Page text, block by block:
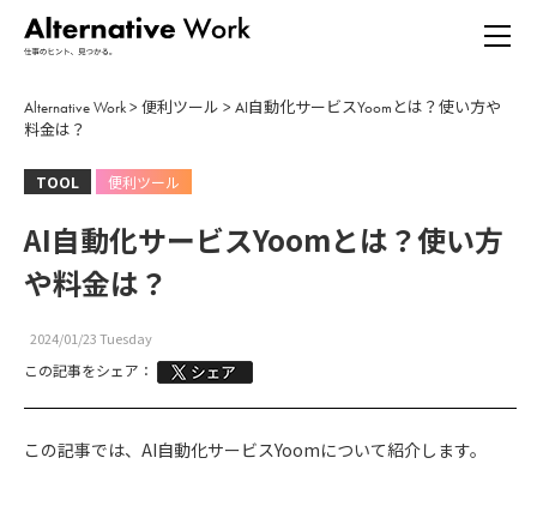
Alternative Work> 便利ツール > AI自動化サービスYoomとは？使い方や
料金は？
TOOL 便利ツール
AI自動化サービスYoomとは？使い方
や料金は？
2024/01/23 Tuesday
この記事をシェア：
この記事では、AI自動化サービスYoomについて紹介します。